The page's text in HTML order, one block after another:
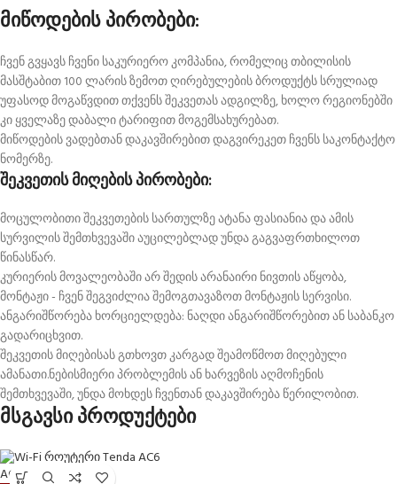
მიწოდების პირობები:
ჩვენ გვყავს ჩვენი საკურიერო კომპანია, რომელიც თბილისის
მასშტაბით 100 ლარის ზემოთ ღირებულების ბროდუქტს სრულიად
უფასოდ მოგაწვდით თქვენს შეკვეთას ადგილზე, ხოლო რეგიონებში
კი ყველაზე დაბალი ტარიფით მოგემსახურებათ.
მიწოდების ვადებთან დაკავშირებით დაგვირეკეთ ჩვენს საკონტაქტო
ნომერზე.
შეკვეთის მიღების პირობები:
მოცულობითი შეკვეთების სართულზე ატანა ფასიანია და ამის
სურვილის შემთხვევაში აუცილებლად უნდა გაგვაფრთხილოთ
წინასწარ.
კურიერის მოვალეობაში არ შედის არანაირი ნივთის აწყობა,
მონტაჟი - ჩვენ შეგვიძლია შემოგთავაზოთ მონტაჟის სერვისი.
ანგარიშწორება ხორციელდება: ნაღდი ანგარიშწორებით ან საბანკო
გადარიცხვით.
შეკვეთის მიღებისას გთხოვთ კარგად შეამოწმოთ მიღებული
ამანათი.ნებისმიერი პრობლემის ან ხარვეზის აღმოჩენის
შემთხვევაში, უნდა მოხდეს ჩვენთან დაკავშირება წერილობით.
მსგავსი პროდუქტები